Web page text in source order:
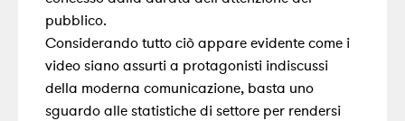
pubblico.
Considerando tutto ciò appare evidente come i
video siano assurti a protagonisti indiscussi
della moderna comunicazione, basta uno
sguardo alle statistiche di settore per rendersi